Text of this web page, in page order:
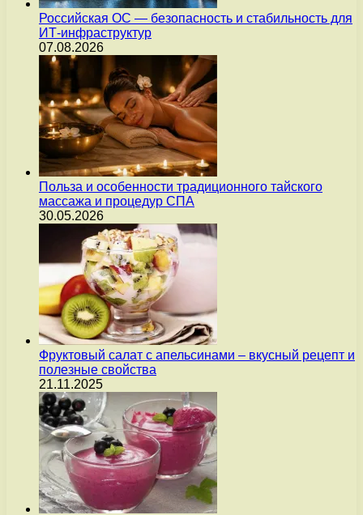
Российская ОС — безопасность и стабильность для
ИТ-инфраструктур
07.08.2026
Польза и особенности традиционного тайского
массажа и процедур СПА
30.05.2026
Фруктовый салат с апельсинами – вкусный рецепт и
полезные свойства
21.11.2025